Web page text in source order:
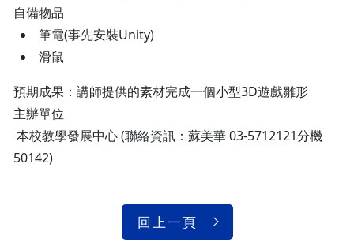
自備物品
筆電(事先安裝Unity)
滑鼠
預期成果：講師提供的素材完成一個小型3D遊戲雛形
主辦單位
本校教學發展中心 (聯絡資訊：蘇美華 03-5712121分機
50142)
回上一頁